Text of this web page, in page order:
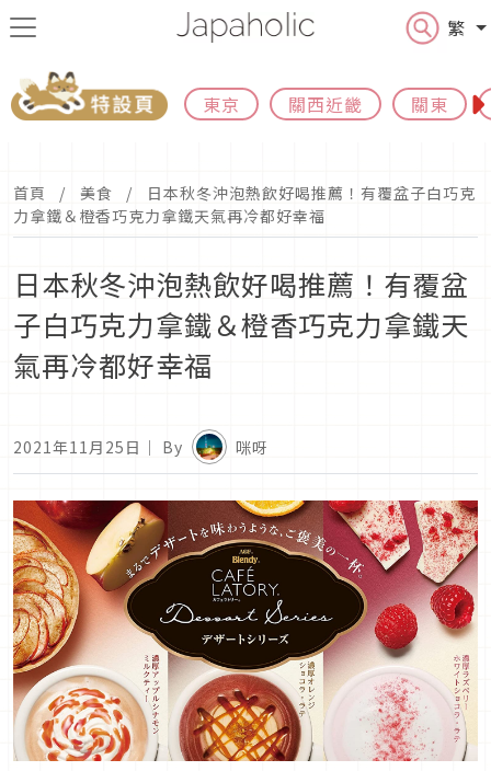
繁
東京 關西近畿 關東
首頁 美食
日本秋冬沖泡熱飲好喝推薦！有覆盆子白巧克
力拿鐵＆橙香巧克力拿鐵天氣再冷都好幸福
日本秋冬沖泡熱飲好喝推薦！有覆盆
子白巧克力拿鐵＆橙香巧克力拿鐵天
氣再冷都好幸福
2021年11月25日 ｜ By 咪呀